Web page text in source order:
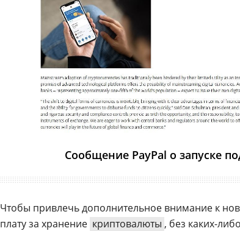
Сообщение PayPal о запуске
Чтобы привлечь дополнительное внимание к
плату за хранение криптовалюты , без каких-